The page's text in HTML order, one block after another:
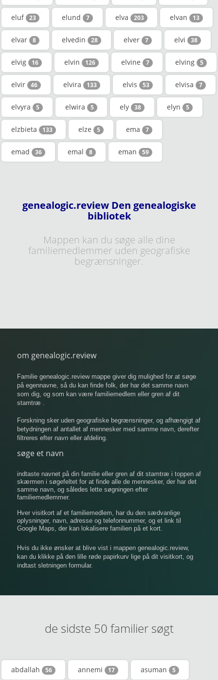
eluf 23 elund 7 elva 203 elvan 13
elvar 8 elvedin 28 elver 7 elvi 38
elvig 16 elvin 126 elvine 7 elving 5
elvir 46 elvira 133 elvis 53 elvisa 7
elvyra 5 elwira 5 ely 38 elyn 5
elzbieta 133 elze 5 ema 7
emad 36 emal 8 eman 59
genealogic.review Den genealogiske
bibliotek
Mappen kan du søge alle dine
familiemedlemmer uden geografiske
begrænsninger.
om genealogic.review
Familie genealogic.review mappe giver dig mulighed for at søge
på egennavne, så du kan finde folk, der har det samme navn
som dig, og som kan være familiemedlem eller gren af ​​dit
stamtræ .
Forskning sker uden geografiske begrænsninger, og afhængigt af
betydningen af ​​antallet af mennesker med samme navn, derefter
filtreres efter navn eller afdeling.
søge et navn
indtaste navnet på din familie eller gren af ​​dit stamtræ i toppen af
​​skærmen i søgefeltet for at finde alle de mennesker, der har det
samme navn, og således lette søgningen efter
familiemedlemmer.
Hver visitkort af et familiemedlem, har du den sædvanlige
oplysninger, navn, adresse og telefonnummer, og et link til
Google Maps, der kan lokalisere familien på et kort.
Hvis du ikke ønsker at blive vist i mappen genealogic.review,
kan du klikke på den lille røde papirkurv lige på dit visitkort, og
indtast sletningen formular.
de sidste 50 familier søgt
abdallah 56 annemi 17 asuman 5